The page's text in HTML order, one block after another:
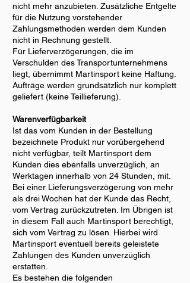
nicht mehr anzubieten. Zusätzliche Entgelte
für die Nutzung vorstehender
Zahlungsmethoden werden dem Kunden
nicht in Rechnung gestellt.
Für Lieferverzögerungen, die im
Verschulden des Transportunternehmens
liegt, übernimmt Martinsport keine Haftung.
Aufträge werden grundsätzlich nur komplett
geliefert (keine Teillieferung).
Warenverfügbarkeit
Ist das vom Kunden in der Bestellung
bezeichnete Produkt nur vorübergehend
nicht verfügbar, teilt Martinsport dem
Kunden dies ebenfalls unverzüglich, an
Werktagen innerhalb von 24 Stunden, mit.
Bei einer Lieferungsverzögerung von mehr
als drei Wochen hat der Kunde das Recht,
vom Vertrag zurückzutreten. Im Übrigen ist
in diesem Fall auch Martinsport berechtigt,
sich vom Vertrag zu lösen. Hierbei wird
Martinsport eventuell bereits geleistete
Zahlungen des Kunden unverzüglich
erstatten.
Es bestehen die folgenden